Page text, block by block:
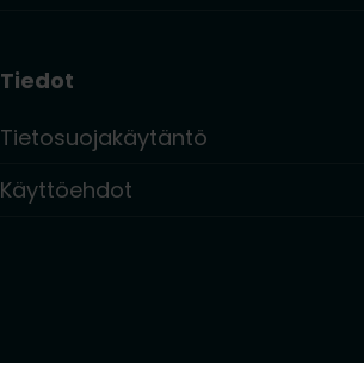
Tiedot
Tietosuojakäytäntö
Käyttöehdot